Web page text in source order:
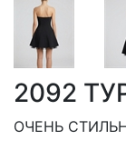
2092
ОЧЕНЬ